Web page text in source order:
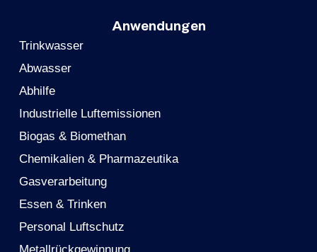
Anwendungen
Trinkwasser
Abwasser
Abhilfe
Industrielle Luftemissionen
Biogas & Biomethan
Chemikalien & Pharmazeutika
Gasverarbeitung
Essen & Trinken
Personal Luftschutz